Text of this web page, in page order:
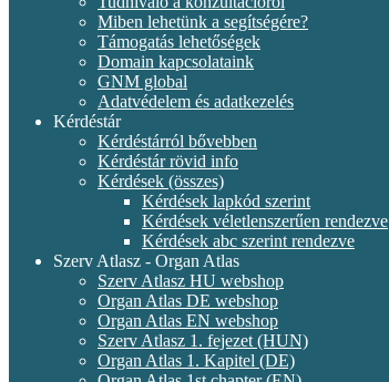
Miben lehetünk a segítségére?
Támogatás lehetőségek
Domain kapcsolataink
GNM global
Adatvédelem és adatkezelés
Kérdéstár
Kérdéstárról bővebben
Kérdéstár rövid info
Kérdések (összes)
Kérdések lapkód szerint
Kérdések véletlenszerűen rendezve
Kérdések abc szerint rendezve
Szerv Atlasz - Organ Atlas
Szerv Atlasz HU webshop
Organ Atlas DE webshop
Organ Atlas EN webshop
Szerv Atlasz 1. fejezet (HUN)
Organ Atlas 1. Kapitel (DE)